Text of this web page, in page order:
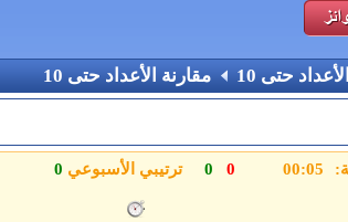
حتى 10 مقارنة الأعداد حتى 10
0
0 ترتيبي الأسبوعي 0